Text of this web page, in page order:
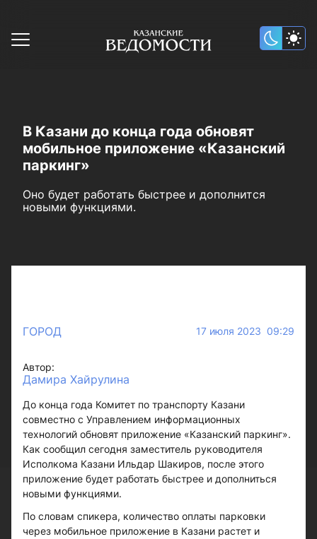
В Казани до конца года обновят
мобильное приложение «Казанский
паркинг»
Оно будет работать быстрее и дополнится
новыми функциями.
ГОРОД 17 июля 2023 09:29
Автор:
Дамира Хайрулина
До конца года Комитет по транспорту Казани
совместно с Управлением информационных
технологий обновят приложение «Казанский паркинг».
Как сообщил сегодня заместитель руководителя
Исполкома Казани Ильдар Шакиров, после этого
приложение будет работать быстрее и дополниться
новыми функциями.
По словам спикера, количество оплаты парковки
через мобильное приложение в Казани растет и